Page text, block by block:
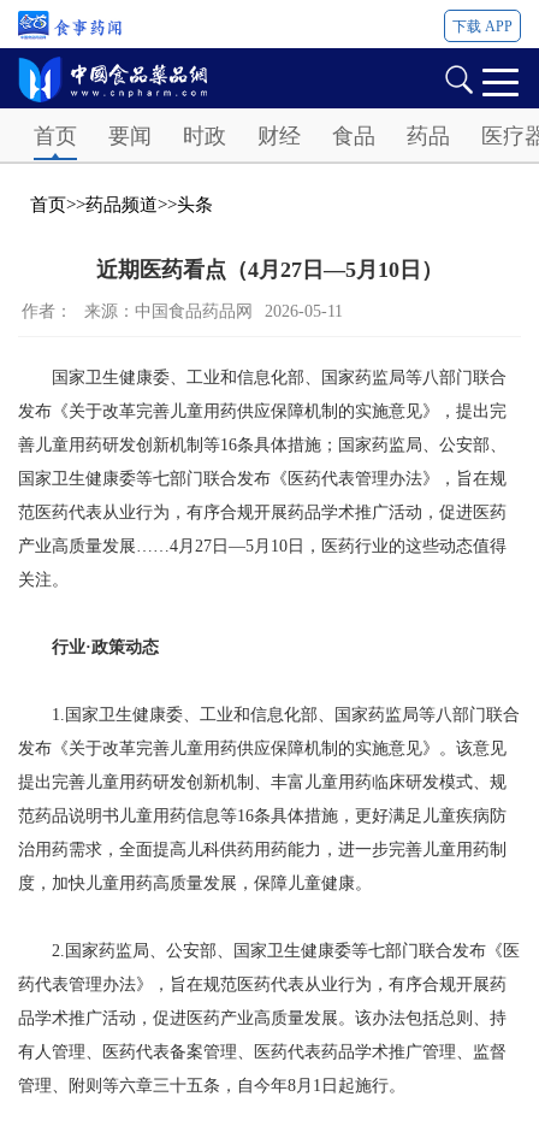
下载 APP
首页 要闻 时政 财经 食品 药品 医疗
首页>>药品频道>>头条
近期医药看点（4月27日—5月10日）
作者： 来源：中国食品药品网 2026-05-11
国家卫生健康委、工业和信息化部、国家药监局等八部门联合
发布《关于改革完善儿童用药供应保障机制的实施意见》，提出完
善儿童用药研发创新机制等16条具体措施；国家药监局、公安部、
国家卫生健康委等七部门联合发布《医药代表管理办法》，旨在规
范医药代表从业行为，有序合规开展药品学术推广活动，促进医药
产业高质量发展……4月27日—5月10日，医药行业的这些动态值得
关注。
行业·政策动态
1.国家卫生健康委、工业和信息化部、国家药监局等八部门联合
发布《关于改革完善儿童用药供应保障机制的实施意见》。该意见
提出完善儿童用药研发创新机制、丰富儿童用药临床研发模式、规
范药品说明书儿童用药信息等16条具体措施，更好满足儿童疾病防
治用药需求，全面提高儿科供药用药能力，进一步完善儿童用药制
度，加快儿童用药高质量发展，保障儿童健康。
2.国家药监局、公安部、国家卫生健康委等七部门联合发布《医
药代表管理办法》，旨在规范医药代表从业行为，有序合规开展药
品学术推广活动，促进医药产业高质量发展。该办法包括总则、持
有人管理、医药代表备案管理、医药代表药品学术推广管理、监督
管理、附则等六章三十五条，自今年8月1日起施行。